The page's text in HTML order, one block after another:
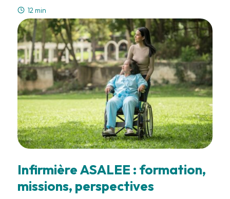
12 min
Infirmière ASALEE : formation,
missions, perspectives